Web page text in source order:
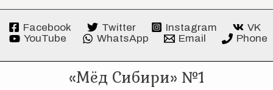
Facebook Twitter Instagram
VK
YouTube
WhatsApp Email Phone
«Мёд Сибири» №1